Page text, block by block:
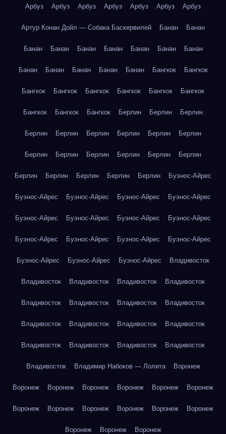
Арбуз Арбуз Арбуз Арбуз Арбуз Арбуз Арбуз
Артур Конан Дойл — Собака Баскервилей Банан Банан
Банан Банан Банан Банан Банан Банан Банан
Банан Банан Банан Банан Банан Бангкок Бангкок
Бангкок Бангкок Бангкок Бангкок Бангкок Бангкок
Бангкок Бангкок Бангкок Берлин Берлин Берлин
Берлин Берлин Берлин Берлин Берлин Берлин
Берлин Берлин Берлин Берлин Берлин Берлин
Берлин Берлин Берлин Берлин Берлин Буэнос-Айрес
Буэнос-Айрес Буэнос-Айрес Буэнос-Айрес Буэнос-Айрес
Буэнос-Айрес Буэнос-Айрес Буэнос-Айрес Буэнос-Айрес
Буэнос-Айрес Буэнос-Айрес Буэнос-Айрес Буэнос-Айрес
Буэнос-Айрес Буэнос-Айрес Буэнос-Айрес Владивосток
Владивосток Владивосток Владивосток Владивосток
Владивосток Владивосток Владивосток Владивосток
Владивосток Владивосток Владивосток Владивосток
Владивосток Владивосток Владивосток Владивосток
Владивосток Владимир Набоков — Лолита Воронеж
Воронеж Воронеж Воронеж Воронеж Воронеж Воронеж
Воронеж Воронеж Воронеж Воронеж Воронеж Воронеж
Воронеж Воронеж Воронеж